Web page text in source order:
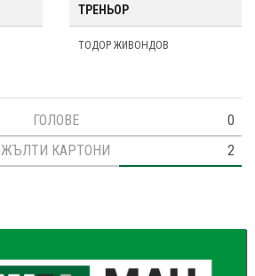
ТРЕНЬОР
ТОДОР ЖИВОНДОВ
ГОЛОВЕ
0
ЖЪЛТИ КАРТОНИ 2